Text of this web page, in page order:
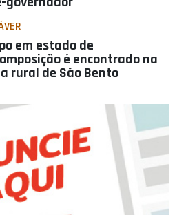
em estado de
é encontrado na
rural de São Bento